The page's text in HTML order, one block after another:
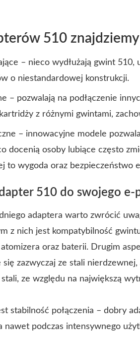
510
– nieco wydłużają gwint
o niestandardowej konstrukcji.
– pozwalają na podłączenie
z różnymi gwintami,
– innowacyjne modele
docenią osoby lubiące często
to wygoda oraz bezpieczeństwo
510 do swojego e-
adaptera warto zwrócić
z nich jest kompatybilność
oraz baterii. Drugim
zazwyczaj ze stali
ze względu na największą
stabilność połączenia – dobry
nawet podczas intensywnego